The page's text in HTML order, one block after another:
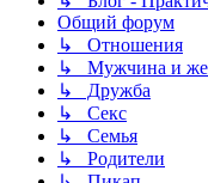
Общий форум
↳ Отношения
↳ Мужчина и
↳ Дружба
↳ Секс
↳ Семья
↳ Родители